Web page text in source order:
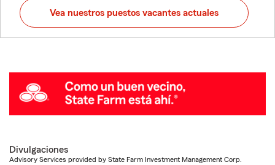
Vea nuestros puestos vacantes actuales
Divulgaciones
Advisory Services provided by State Farm Investment Management Corp.